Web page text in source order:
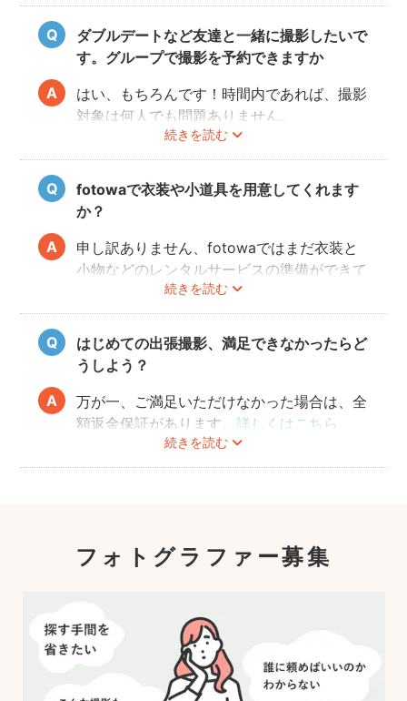
その旨をフォトグラファーにお伝えいただけ
ると幸いです。
ダブルデートなど友達と一緒に撮影したいで
す。グループで撮影を予約できますか
続きを読む
はい、もちろんです！時間内であれば、撮影
対象は何人でも問題ありません。
追加料金も一切なしで、ご友人と一緒に撮影
をお楽しみいただけます。
fotowaで衣装や小道具を用意してくれます
か？
続きを読む
申し訳ありません、fotowaではまだ衣装と
小物などのレンタルサービスの準備ができて
おりませんので、お客様ご自身にご用意をお
願いしております。
はじめての出張撮影、満足できなかったらど
うしよう？
続きを読む
万が一、ご満足いただけなかった場合は、全
額返金保証があります。詳しくはこちら
フォトグラファー募集